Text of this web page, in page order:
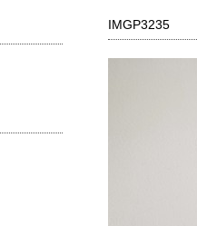
IMGP3235